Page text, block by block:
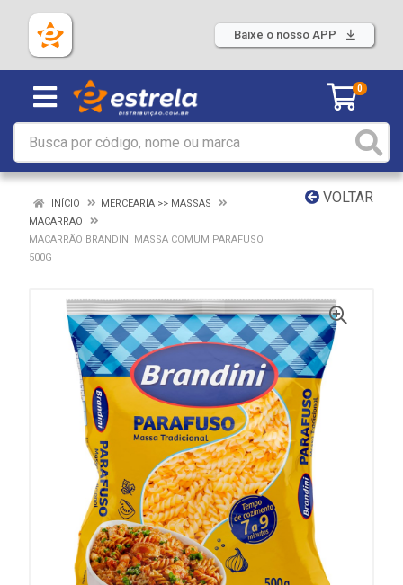
Baixe o nosso APP
0
VOLTAR
INÍCIO
MERCEARIA >> MASSAS
MACARRAO
MACARRÃO BRANDINI MASSA COMUM PARAFUSO
500G